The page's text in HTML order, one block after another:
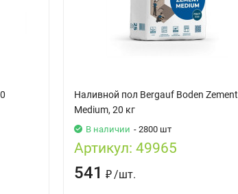
Наливной пол Bergauf Boden Zement
Medium, 20 кг
В наличии - 2800 шт
Артикул: 49965
541 ₽ /шт.